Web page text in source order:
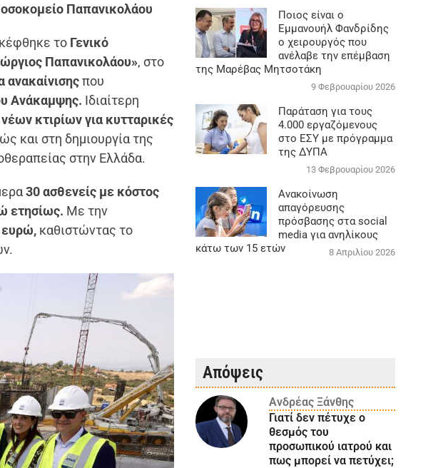
Παπανικολάου
το Γενικό
Παπανικολάου», στο
ανακαίνισηςπου
Ανάκαμψης. Ιδιαίτερη
νέων κτιρίων για κυτταρικές
και στη δημιουργία της
στην Ελλάδα.
30 ασθενείς με κόστος
ετησίως. Με την
ευρώ, καθιστώντας το
Ποιος είναι ο
Εμμανουήλ Φανδρίδης
ο χειρουργός που
ανέλαβε την επέμβαση
της Μαρέβας Μητσοτάκη
9 Φεβρουαρίου 2026
Παράταση για τους
4.000 εργαζόμενους
στο ΕΣΥ με πρόγραμμα
της ΔΥΠΑ
13 Φεβρουαρίου 2026
Ανακοίνωση
απαγόρευσης
πρόσβασης στα social
media για ανηλίκους
κάτω των 15 ετών
8 Απριλίου 2026
Απόψεις
Ανδρέας Ξάνθης
Γιατί δεν πέτυχε ο
θεσμός του
προσωπικού ιατρού και
πως μπορεί να πετύχει;